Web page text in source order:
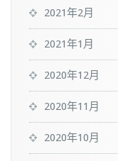
2021年2月
2021年1月
2020年12月
2020年11月
2020年10月